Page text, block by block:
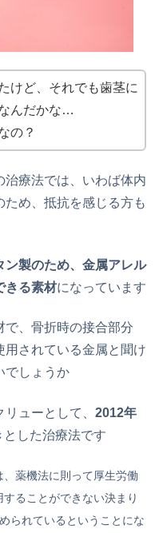
けど、それでも歯茎に
んだかな…
の？
治療法では、いわば体内
め、抵抗を感じる方も
ン製のため、金属アレル
きる素材になっています
で、骨折時の接合部分
されている金属と聞け
でしょうか
ューとして、 2012年
とした治療法です
薬機法に則って厚生労働
ることができない決まり
られているということにな